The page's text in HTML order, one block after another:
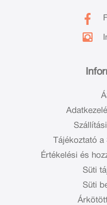
Tájékoztató
Értékelési és
Süti
Süti